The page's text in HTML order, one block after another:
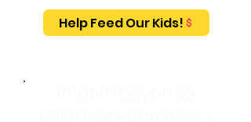
Help Feed Our Kids!